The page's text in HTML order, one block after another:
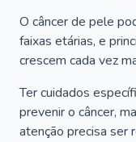
O câncer de pele
faixas etárias, e
crescem cada vez
Ter cuidados
prevenir o câncer,
atenção precisa ser